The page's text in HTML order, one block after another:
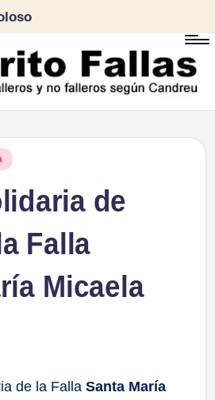
de
Falla
Micaela
de la FallaSanta María